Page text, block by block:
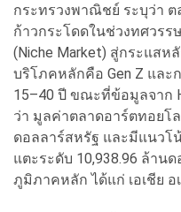
กระทรวงพาณิชย์ ระบุว่า
ก้าวกระโดดในช่วงทศวร
(Niche Market) สู่กระแสห
บริโภคหลักคือ Gen Z และ
15–40 ปี ขณะที่ข้อมูลจาก
ว่า มูลค่าตลาดอาร์ตทอยโ
ดอลลาร์สหรัฐ และมีแนวโ
แตะระดับ 10,938.96 ล้าน
ภูมิภาคหลัก ได้แก่ เอเชีย อ